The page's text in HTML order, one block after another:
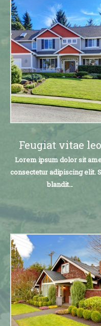
Feugiat vitae leo
Lorem ipsum dolor sit
consectetur adipiscing elit.
blandit…